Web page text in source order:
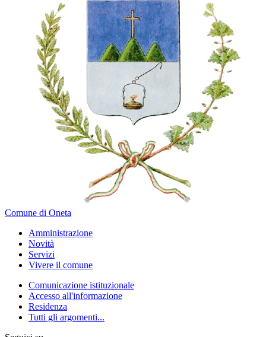
Comune di Oneta
Amministrazione
Novità
Servizi
Vivere il comune
Comunicazione istituzionale
Accesso all'informazione
Residenza
Tutti gli argomenti...